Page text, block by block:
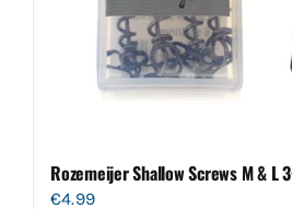
Rozemeijer Shallow Screws M & L
€4.99